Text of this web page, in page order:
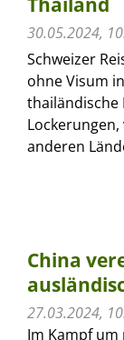
30.05.2024,
Schweizer
ohne Visum
thailändische
anderen
China
27.03.2024,
Im Kampf